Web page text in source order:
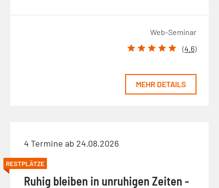
Web-Seminar
(4.6)
MEHR DETAILS
4 Termine ab 24.08.2026
RESTPLÄTZE
Ruhig bleiben in unruhigen Zeiten -